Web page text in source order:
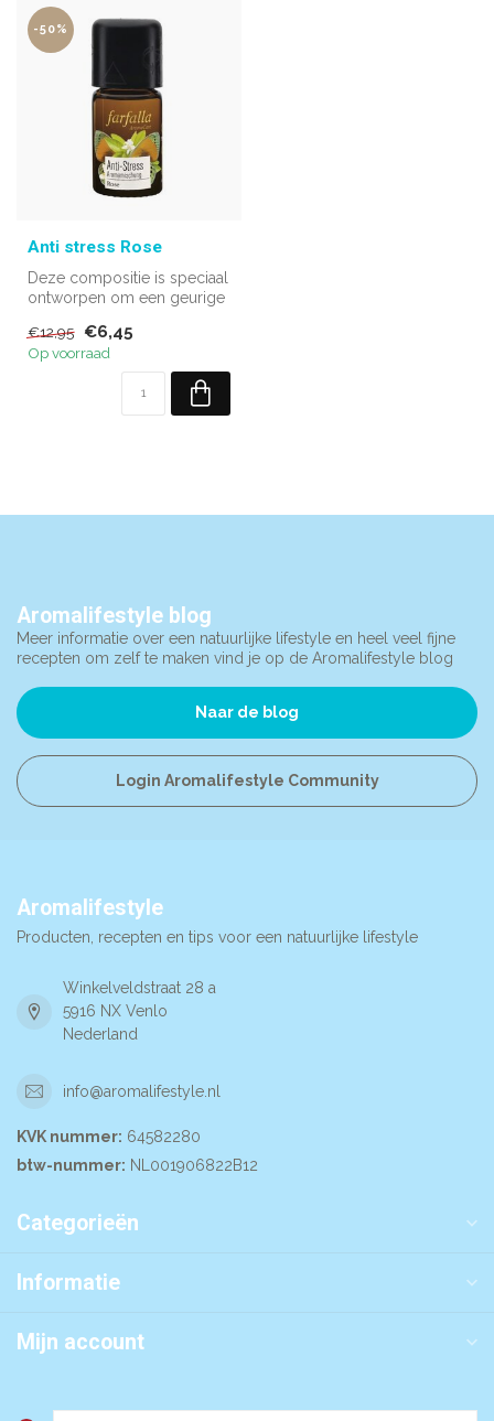
-50%
Anti stress Rose
Deze compositie is speciaal
ontworpen om een geurige
te...
€12,95 €6,45
Op voorraad
Aromalifestyle blog
Meer informatie over een natuurlijke lifestyle en heel veel fijne
recepten om zelf te maken vind je op de Aromalifestyle blog
Naar de blog
Login Aromalifestyle Community
Aromalifestyle
Producten, recepten en tips voor een natuurlijke lifestyle
Winkelveldstraat 28 a
5916 NX Venlo
Nederland
info@aromalifestyle.nl
KVK nummer: 64582280
btw-nummer: NL001906822B12
Categorieën
Informatie
Mijn account